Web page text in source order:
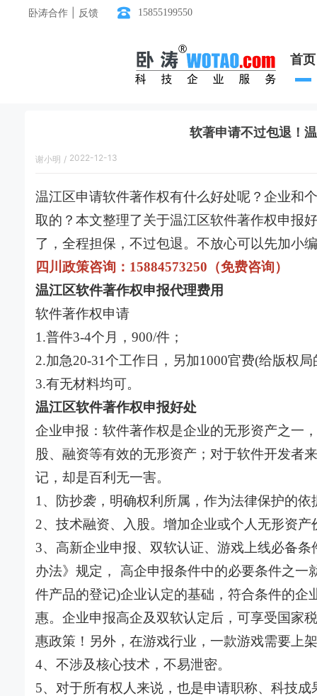
卧涛合作 | 反馈 15855199550
首页
软著申请不过包退！
谢小明 / 2022-12-13
温江区申请软件著作权有什么好处呢？企业和
取的？本文整理了关于温江区软件著作权申报
了，全程担保，不过包退。不放心可以先加小
四川政策咨询：15884573250（免费咨询）
温江区软件著作权申报代理费用
软件著作权申请
1.普件3-4个月，900/件；
2.加急20-31个工作日，另加1000官费(给版权
3.有无材料均可。
温江区软件著作权申报好处
企业申报：软件著作权是企业的无形资产之一
股、融资等有效的无形资产；对于软件开发者
记，却是百利无一害。
1、防抄袭，明确权利所属，作为法律保护的
2、技术融资、入股。增加企业或个人无形资
3、高新企业申报、双软认证、游戏上线必备
办法》规定， 高企申报条件中的必要条件之
件产品的登记)企业认定的基础，符合条件的企
惠。企业申报高企及双软认定后，可享受国家
惠政策！另外，在游戏行业，一款游戏需要上
4、不涉及核心技术，不易泄密。
5、对于所有权人来说，也是申请职称、科技